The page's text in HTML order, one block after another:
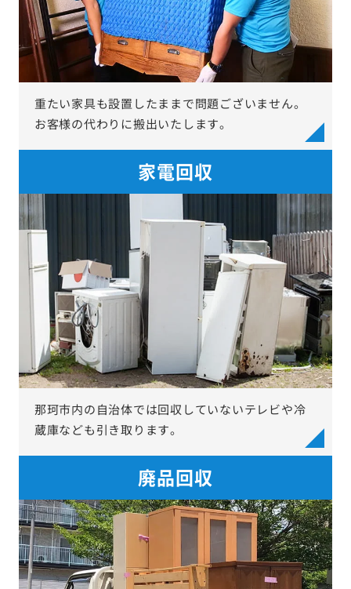
重たい家具も設置したままで問題ございません。
お客様の代わりに搬出いたします。
家電回収
那珂市内の自治体では回収していないテレビや冷
蔵庫なども引き取ります。
廃品回収